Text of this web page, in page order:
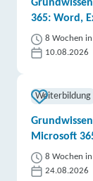
365: Word,
8 Wochen
10.08.2026
Weiterbildung
Microsoft
8 Wochen
24.08.2026